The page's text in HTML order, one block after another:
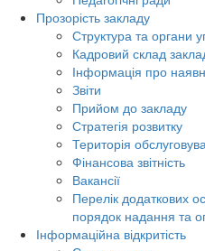
Прозорість закладу
Структура та органи
Кадровий склад
Інформація про
Звіти
Прийом до закладу
Стратегія розвитку
Територія
Фінансова звітність
Вакансії
Перелік додаткових
порядок надання та
Інформаційна відкритість